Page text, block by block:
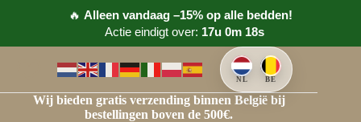
🔥 Alleen vandaag –15% op alle bedden!
Actie eindigt over: 17u 0m 18s
NL BE
Wij bieden gratis verzending binnen België bij
bestellingen boven de 500€.